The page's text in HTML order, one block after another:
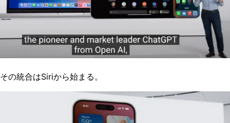
その統合はSiriから始まる。